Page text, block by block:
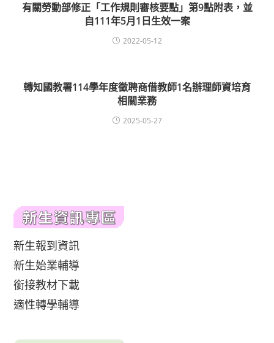
有關勞動部修正「工作規則審核要點」第9點附表，並
自111年5月1日生效一案
2022-05-12
轉知國教署114學年度徵聘商借教師1名辦理師資培育
相關業務
2025-05-27
新生報到資訊
新生始業輔導
銜接教材下載
適性轉學輔導